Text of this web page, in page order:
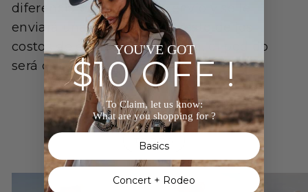
diferencia en la tarifa de envío y se le
enviará una factura por el resto de los
costos de envío. Si no se paga, el pedido
será cancelado.
SELECCIONES POPULARES
TODOS
YOU'VE GOT
$10 OFF !
To Claim, let us know:
What are you shopping for ?
Basics
Concert + Rodeo